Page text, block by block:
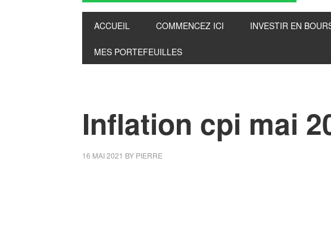
ACCUEIL COMMENCEZ ICI INVESTIR EN
MES PORTEFEUILLES
Inflation cpi mai
16 MAI 2021 BY PIERRE